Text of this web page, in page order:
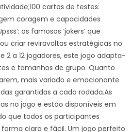
cartas de testes:
coragem e capacidades
os famosos ‘jokers’ que
criar reviravoltas estratégicas no
2 a 12 jogadores, este jogo adapta-
e tamanhos de grupo. Quanto
mais variado e emocionante
garantidas a cada rodada.As
no jogo e estão disponíveis em
que todos os participantes
clara e fácil. Um jogo perfeito